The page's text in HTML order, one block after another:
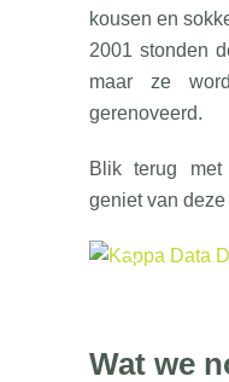
kousen en
2001 stonden
maar ze
gerenoveerd.
Blik terug
geniet van deze
Wat we